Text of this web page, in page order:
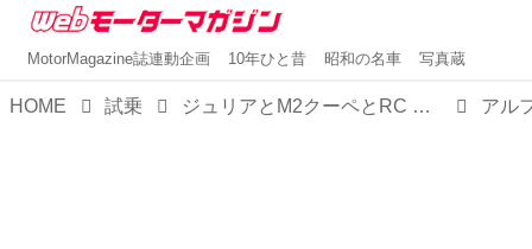
MotorMagazine誌連動企画 10年ひと昔 昭和の名車 写真蔵
HOME 試乗 ジュリアとM2クーペとRC Fを【比較試乗】。お楽しみはFRからはじまり、高揚感か官能性か精緻さかいずれかに至る